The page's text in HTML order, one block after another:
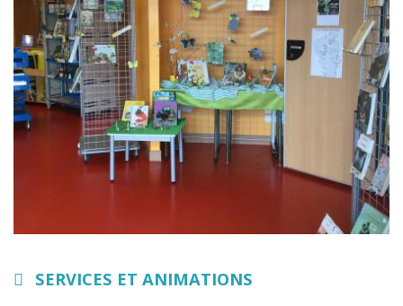
SERVICES ET ANIMATIONS